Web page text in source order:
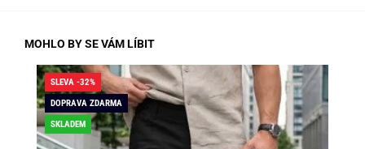
MOHLO BY SE VÁM LÍBIT
SLEVA -32%
DOPRAVA ZDARMA
SKLADEM